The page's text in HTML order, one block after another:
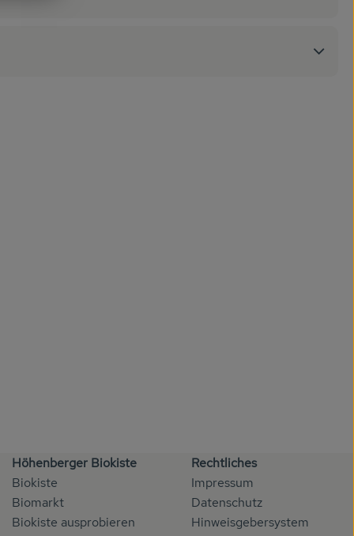
Höhenberger Biokiste
Biokiste
Biomarkt
Biokiste ausprobieren
Rechtliches
Impressum
Datenschutz
Hinweisgebersystem